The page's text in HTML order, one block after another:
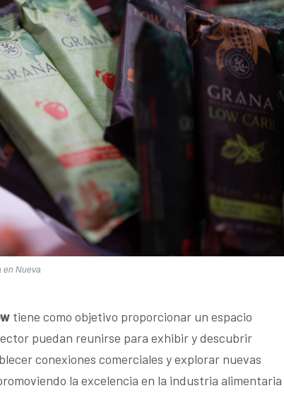
en Nueva
tiene como objetivo proporcionar un espacio
puedan reunirse para exhibir y descubrir
conexiones comerciales y explorar nuevas
la excelencia en la industria alimentaria